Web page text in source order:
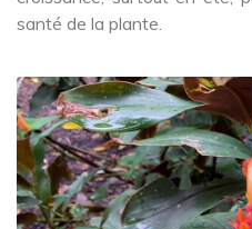
santé de la plante.